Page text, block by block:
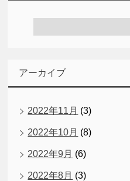
アーカイブ
2022年11月 (3)
2022年10月 (8)
2022年9月 (6)
2022年8月 (3)